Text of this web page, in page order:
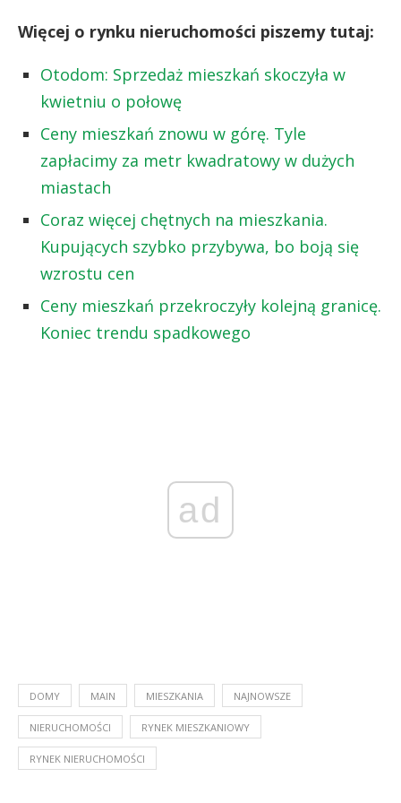
Więcej o rynku nieruchomości piszemy tutaj:
Otodom: Sprzedaż mieszkań skoczyła w
kwietniu o połowę
Ceny mieszkań znowu w górę. Tyle
zapłacimy za metr kwadratowy w dużych
miastach
Coraz więcej chętnych na mieszkania.
Kupujących szybko przybywa, bo boją się
wzrostu cen
Ceny mieszkań przekroczyły kolejną granicę.
Koniec trendu spadkowego
ad
DOMY MAIN MIESZKANIA NAJNOWSZE
NIERUCHOMOŚCI RYNEK MIESZKANIOWY
RYNEK NIERUCHOMOŚCI